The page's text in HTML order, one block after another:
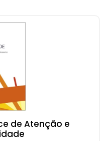
de Atenção e